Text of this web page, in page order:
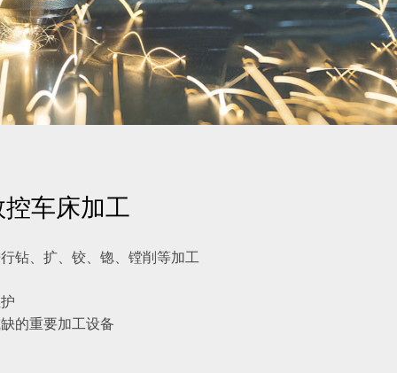
车床加工
钻、扩、铰、锪、镗削等加工
的重要加工设备